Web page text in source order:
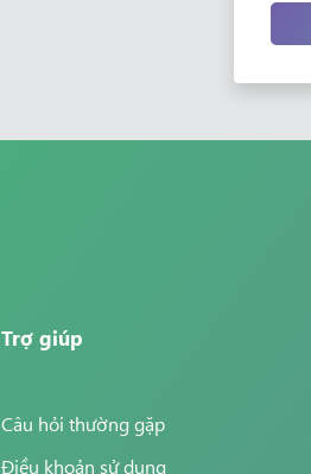
Trợ giúp
Câu hỏi thường gặp
Điều khoản sử dụng